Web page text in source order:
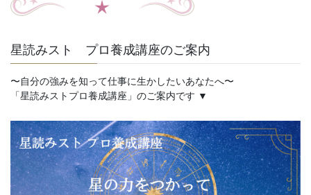
星読みスト プロ養成講座のご案内
〜自分の強みを知って仕事に生かしたいあなたへ〜
「星読みストプロ養成講座」のご案内です ▼